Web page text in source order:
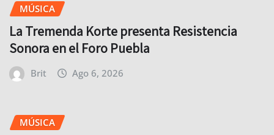
MÚSICA
La Tremenda Korte presenta Resistencia
Sonora en el Foro Puebla
Brit Ago 6, 2026
MÚSICA